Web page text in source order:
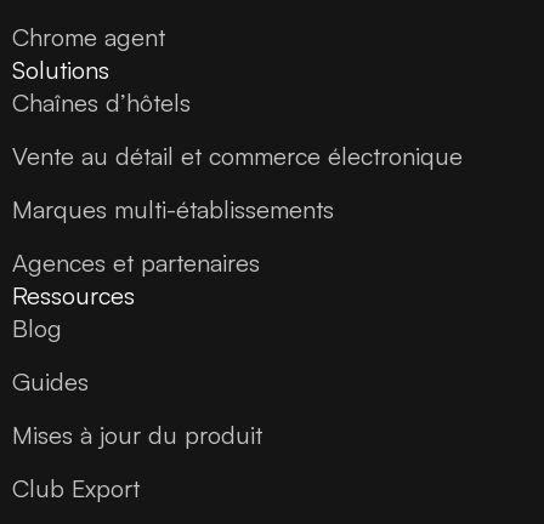
Chrome agent
Solutions
Chaînes d’hôtels
Vente au détail et commerce électronique
Marques multi-établissements
Agences et partenaires
Ressources
Blog
Guides
Mises à jour du produit
Club Export